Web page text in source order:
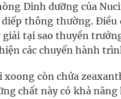
Dinh dưỡng của
thông thường.
tại sao thuyền
các chuyến hành
xoong còn chứa
chất này có khả